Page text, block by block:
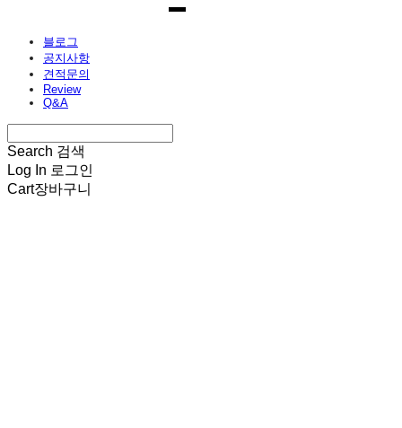
블로그
공지사항
견적문의
Review
Q&A
Search 검색
Log In 로그인
Cart장바구니